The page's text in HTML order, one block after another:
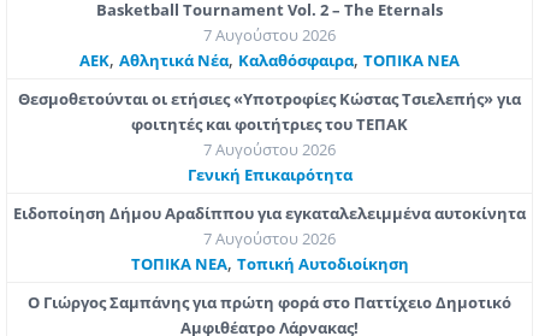
Basketball Tournament Vol. 2 – The Eternals
7 Αυγούστου 2026
ΑΕΚ, Αθλητικά Νέα, Καλαθόσφαιρα, ΤΟΠΙΚΑ ΝΕΑ
Θεσμοθετούνται οι ετήσιες «Υποτροφίες Κώστας Τσιελεπής» για
φοιτητές και φοιτήτριες του ΤΕΠΑΚ
7 Αυγούστου 2026
Γενική Επικαιρότητα
Ειδοποίηση Δήμου Αραδίππου για εγκαταλελειμμένα αυτοκίνητα
7 Αυγούστου 2026
ΤΟΠΙΚΑ ΝΕΑ, Τοπική Αυτοδιοίκηση
Ο Γιώργος Σαμπάνης για πρώτη φορά στο Παττίχειο Δημοτικό
Αμφιθέατρο Λάρνακας!